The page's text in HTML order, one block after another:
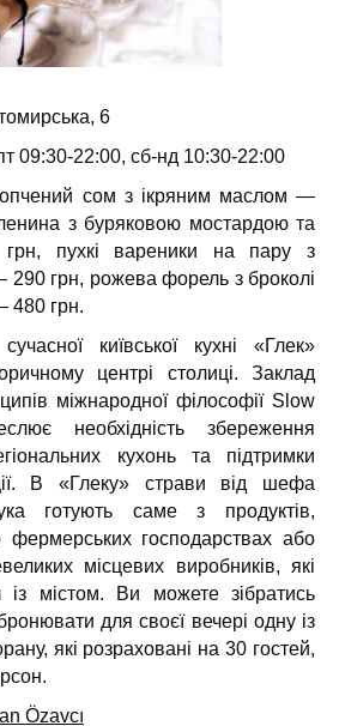
6
09:30-22:00, сб-нд 10:30-22:00
сом з ікряним маслом —
з буряковою мостардою та
пухкі вареники на пару з
грн, рожева форель з броколі
480 грн.
київської кухні «Глек»
центрі столиці. Заклад
міжнародної філософії Slow
необхідність збереження
кухонь та підтримки
В «Глеку» страви від шефа
готують саме з продуктів,
господарствах або
місцевих виробників, які
із містом. Ви можете зібратись
для своєї вечері одну із
які розраховані на 30 гостей,
Özavcı